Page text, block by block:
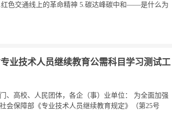
色交通线上的革命精神 5.碳达峰碳中和——是什么为
业技术人员继续教育公需科目学习测试工
、高校、人民团体，各企（事）业单位： 为全面加强
会保障部《专业技术人员继续教育规定》（第25号